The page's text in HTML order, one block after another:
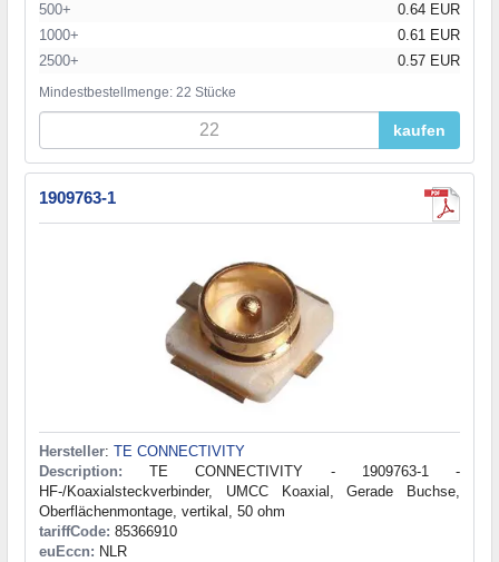
500+
0.64 EUR
1000+
0.61 EUR
2500+
0.57 EUR
Mindestbestellmenge: 22 Stücke
kaufen
1909763-1
Hersteller: TE CONNECTIVITY
Description: TE CONNECTIVITY - 1909763-1 -
HF-/Koaxialsteckverbinder, UMCC Koaxial, Gerade Buchse,
Oberflächenmontage, vertikal, 50 ohm
tariffCode: 85366910
euEccn: NLR